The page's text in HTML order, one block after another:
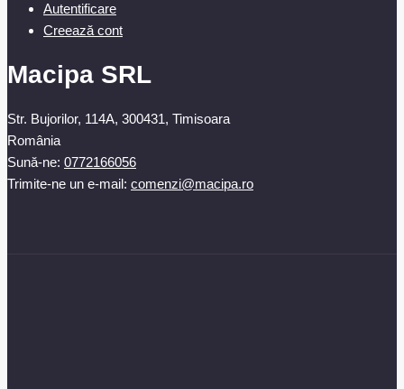
Autentificare
Creează cont
Macipa SRL
Str. Bujorilor, 114A, 300431, Timisoara
România
Sună-ne: 0772166056
Trimite-ne un e-mail: comenzi@macipa.ro